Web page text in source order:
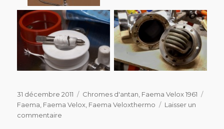
Publié
le
31 décembre 2011 Catégories
Chromes d'antan, Faema Velox 1961
Faema, Faema Velox, Faema Veloxthermo
Laisser un
commentaire